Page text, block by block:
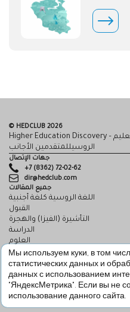
© HEDCLUB 2026
Higher Education Discovery – مجلة متعددة اللغاتحول التعليم
الروسيللمتقدمين الأجانب
جهات الإتصال
+7 (8362) 72-02-62
dir@hedclub.com
جميع المقالات
اللغة الروسية كلغة أجنبية
القبول
التأشيرة (الفيزا) والهجرة
الدراسة
العلوم
HED_people
البيت الروسي
المناطق
الثقافة
Мы используем куки, в том
статистических данных и
данных с использованием
"ЯндексМетрика". Если вы не
использование данного сайта.